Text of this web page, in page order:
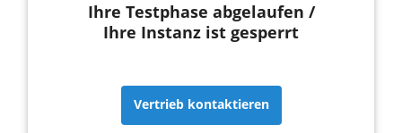
Ihre Testphase abgelaufen /
Ihre Instanz ist gesperrt
Vertrieb kontaktieren